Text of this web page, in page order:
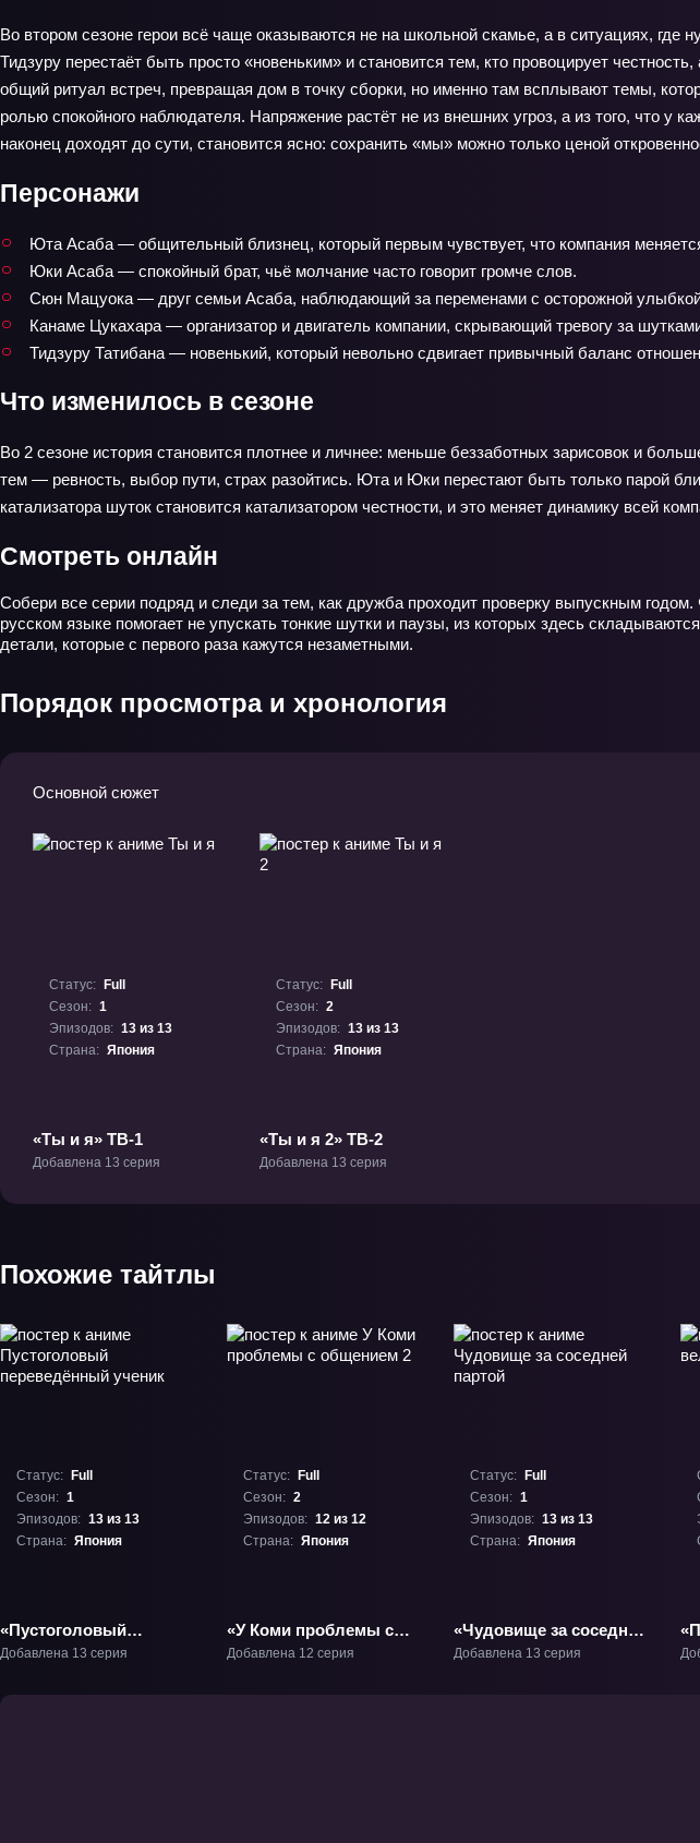
Во втором сезоне герои всё чаще оказываются не на школьной скамье, а в ситуациях,
Тидзуру перестаёт быть просто «новеньким» и становится тем, кто провоцирует
общий ритуал встреч, превращая дом в точку сборки, но именно там всплывают темы,
ролью спокойного наблюдателя. Напряжение растёт не из внешних угроз, а из того, что у
наконец доходят до сути, становится ясно: сохранить «мы» можно только ценой
Персонажи
Юта Асаба — общительный близнец, который первым чувствует, что компания
Юки Асаба — спокойный брат, чьё молчание часто говорит громче слов.
Сюн Мацуока — друг семьи Асаба, наблюдающий за переменами с осторожной
Канаме Цукахара — организатор и двигатель компании, скрывающий тревогу за
Тидзуру Татибана — новенький, который невольно сдвигает привычный баланс
Что изменилось в сезоне
Во 2 сезоне история становится плотнее и личнее: меньше беззаботных зарисовок и
тем — ревность, выбор пути, страх разойтись. Юта и Юки перестают быть только парой
катализатора шуток становится катализатором честности, и это меняет динамику всей
Смотреть онлайн
Собери все серии подряд и следи за тем, как дружба проходит проверку выпускным
русском языке помогает не упускать тонкие шутки и паузы, из которых здесь
детали, которые с первого раза кажутся незаметными.
Порядок просмотра и хронология
Основной сюжет
Статус:
Full
Сезон: 1
Эпизодов: 13 из 13
Страна: Япония
«Ты и я» ТВ-1
Добавлена 13 серия
Статус:
Full
Сезон: 2
Эпизодов: 13 из 13
Страна: Япония
«Ты и я 2» ТВ-2
Добавлена 13 серия
Похожие тайтлы
Статус:
Full
Сезон: 1
Эпизодов: 13 из 13
Страна: Япония
«Пустоголовый
переведённый ученик»
Добавлена 13 серия
Статус:
Full
Сезон: 2
Эпизодов: 12 из 12
Страна: Япония
«У Коми проблемы с
общением 2» ТВ-2
Добавлена 12 серия
Статус:
Full
Сезон: 1
Эпизодов: 13 из 13
Страна: Япония
«Чудовище за соседней
партой» ТВ-1
Добавлена 13 серия